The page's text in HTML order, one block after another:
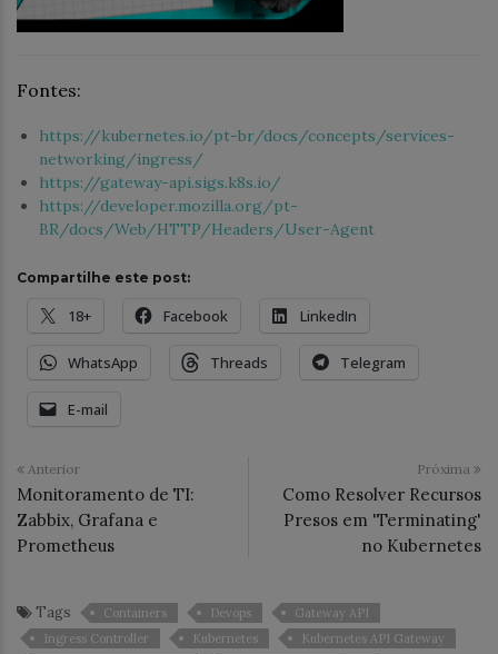
Fontes:
https://kubernetes.io/pt-br/docs/concepts/services-
networking/ingress/
https://gateway-api.sigs.k8s.io/
https://developer.mozilla.org/pt-
BR/docs/Web/HTTP/Headers/User-Agent
Compartilhe este post:
18+ Facebook LinkedIn
WhatsApp Threads Telegram
E-mail
Anterior
Monitoramento de TI:
Zabbix, Grafana e
Prometheus
Próxima
Como Resolver Recursos
Presos em 'Terminating'
no Kubernetes
Tags Containers Devops
Gateway API
Ingress Controller
Kubernetes
Kubernetes API Gateway